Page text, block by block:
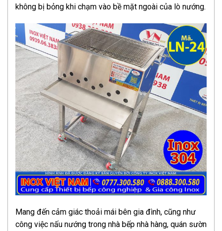
không bị bỏng khi chạm vào bề mặt ngoài của lò nướng.
Mang đến cảm giác thoải mái bên gia đình, cũng như
công việc nấu nướng trong nhà bếp nhà hàng, quán sườn